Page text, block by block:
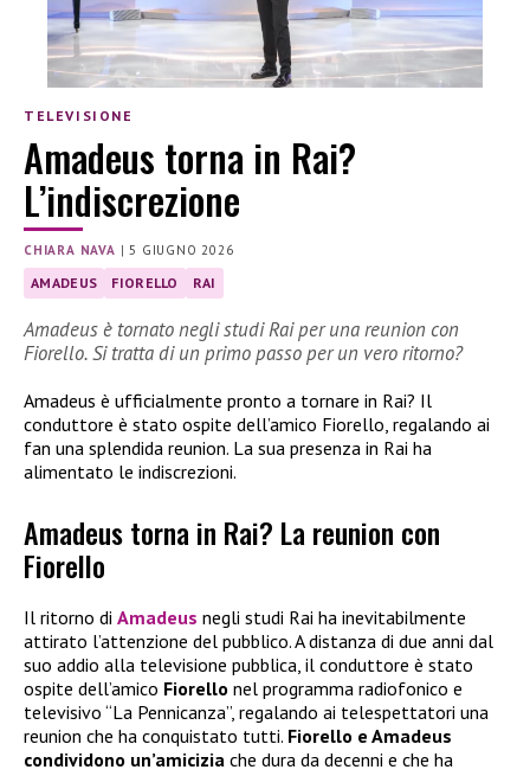
TELEVISIONE
Amadeus torna in Rai?
L’indiscrezione
CHIARA NAVA | 5 GIUGNO 2026
AMADEUS FIORELLO RAI
Amadeus è tornato negli studi Rai per una reunion con
Fiorello. Si tratta di un primo passo per un vero ritorno?
Amadeus è ufficialmente pronto a tornare in Rai? Il
conduttore è stato ospite dell’amico Fiorello, regalando ai
fan una splendida reunion. La sua presenza in Rai ha
alimentato le indiscrezioni.
Amadeus torna in Rai? La reunion con
Fiorello
Il ritorno di Amadeus negli studi Rai ha inevitabilmente
attirato l’attenzione del pubblico. A distanza di due anni dal
suo addio alla televisione pubblica, il conduttore è stato
ospite dell’amico Fiorello nel programma radiofonico e
televisivo “La Pennicanza”, regalando ai telespettatori una
reunion che ha conquistato tutti. Fiorello e Amadeus
condividono un’amicizia che dura da decenni e che ha